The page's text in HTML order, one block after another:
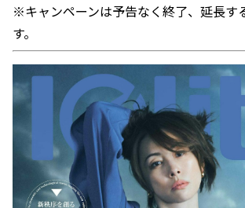
※キャンペーンは予告なく終了、延長す
す。